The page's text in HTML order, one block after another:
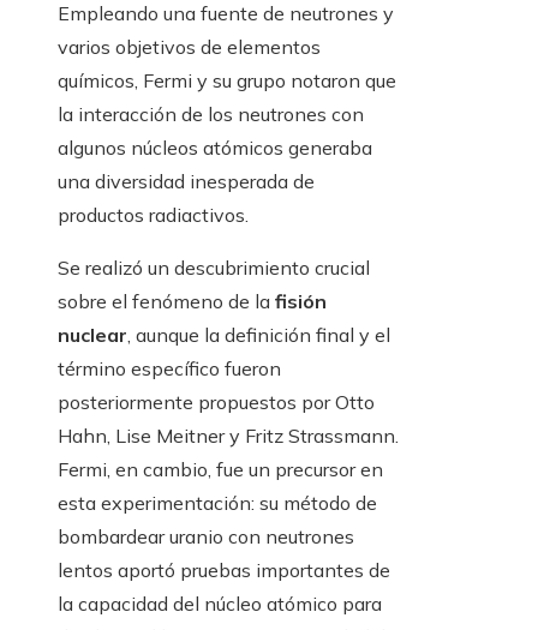
Empleando una fuente de neutrones y
varios objetivos de elementos
químicos, Fermi y su grupo notaron que
la interacción de los neutrones con
algunos núcleos atómicos generaba
una diversidad inesperada de
productos radiactivos.
Se realizó un descubrimiento crucial
sobre el fenómeno de la fisión
nuclear, aunque la definición final y el
término específico fueron
posteriormente propuestos por Otto
Hahn, Lise Meitner y Fritz Strassmann.
Fermi, en cambio, fue un precursor en
esta experimentación: su método de
bombardear uranio con neutrones
lentos aportó pruebas importantes de
la capacidad del núcleo atómico para